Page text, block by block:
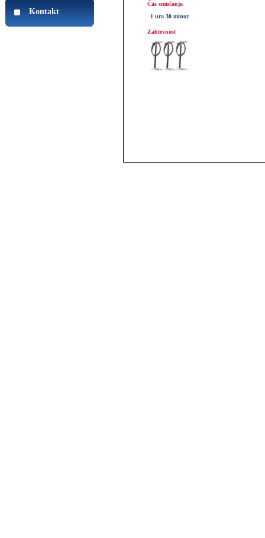
Kontakt
Čas smučanja
1 ura 30 minut
Zahtevnost